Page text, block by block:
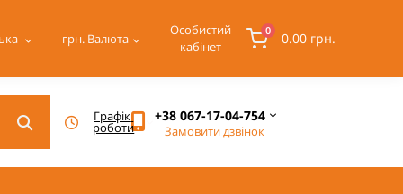
грн. Валюта
Особистий
кабінет
0 0.00 грн.
Графік
роботи
+38 067-17-04-754
Замовити дзвінок